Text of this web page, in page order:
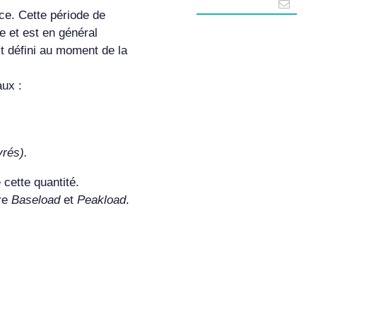
Cette période de
et est en général
défini au moment de la
:
quantité.
Baseload et Peakload.